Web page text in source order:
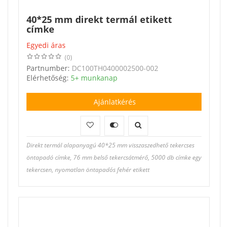
40*25 mm direkt termál etikett
címke
Egyedi áras
(0)
Partnumber: DC100TH0400002500-002
Elérhetőség: 5+ munkanap
Ajánlatkérés
Direkt termál alapanyagú 40*25 mm visszaszedhető tekercses
öntapadó címke, 76 mm belső tekercsátmérő, 5000 db címke egy
tekercsen, nyomatlan öntapadós fehér etikett